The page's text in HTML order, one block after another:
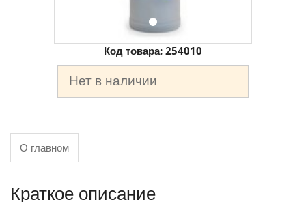
Код товара: 254010
Нет в наличии
О главном
Краткое описание